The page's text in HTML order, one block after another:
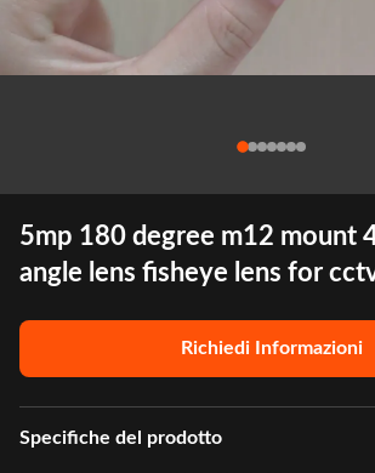
5mp 180 degree m12 mount
angle lens fisheye lens for
Richiedi Informazioni
Specifiche del prodotto